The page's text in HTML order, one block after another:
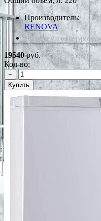
Производитель:
RENOVA
*Наличие уточняйте у
19540руб.
Кол-во:
−
Купить